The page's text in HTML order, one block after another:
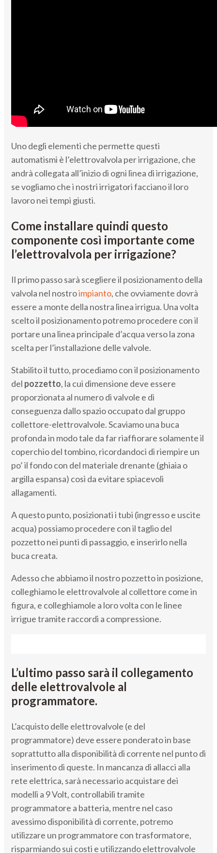
Uno degli elementi che permette questi
automatismi è l’elettrovalvola per irrigazione, che
andrà collegata all’inizio di ogni linea di irrigazione,
se vogliamo che i nostri irrigatori facciano il loro
lavoro nei tempi giusti.
Come installare quindi questo
componente così importante come
l’elettrovalvola per irrigazione?
Il primo passo sarà scegliere il posizionamento della
valvola nel nostroimpianto, che ovviamente dovrà
essere a monte della nostra linea irrigua. Una volta
scelto il posizionamento potremo procedere con il
portare una linea principale d’acqua verso la zona
scelta per l’installazione delle valvole.
Stabilito il tutto, procediamo con il posizionamento
del pozzetto, la cui dimensione deve essere
proporzionata al numero di valvole e di
conseguenza dallo spazio occupato dal gruppo
collettore-elettrovalvole. Scaviamo una buca
profonda in modo tale da far riaffiorare solamente il
coperchio del tombino, ricordandoci di riempire un
po’ il fondo con del materiale drenante (ghiaia o
argilla espansa) così da evitare spiacevoli
allagamenti.
A questo punto, posizionati i tubi (ingresso e uscite
acqua) possiamo procedere con il taglio del
pozzetto nei punti di passaggio, e inserirlo nella
buca creata.
Adesso che abbiamo il nostro pozzetto in posizione,
colleghiamo le elettrovalvole al collettore come in
figura, e colleghiamole a loro volta con le linee
irrigue tramite raccordi a compressione.
L’ultimo passo sarà il collegamento
delle elettrovalvole al
programmatore.
L’acquisto delle elettrovalvole (e del
programmatore) deve essere ponderato in base
soprattutto alla disponibilità di corrente nel punto di
inserimento di queste. In mancanza di allacci alla
rete elettrica, sarà necessario acquistare dei
modelli a 9 Volt, controllabili tramite
programmatore a batteria, mentre nel caso
avessimo disponibilità di corrente, potremo
utilizzare un programmatore con trasformatore,
risparmiando sui costi e utilizzando elettrovalvole